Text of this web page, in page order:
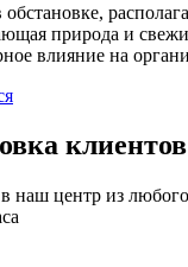
природа и
влияние на
клиентов
наш центр из